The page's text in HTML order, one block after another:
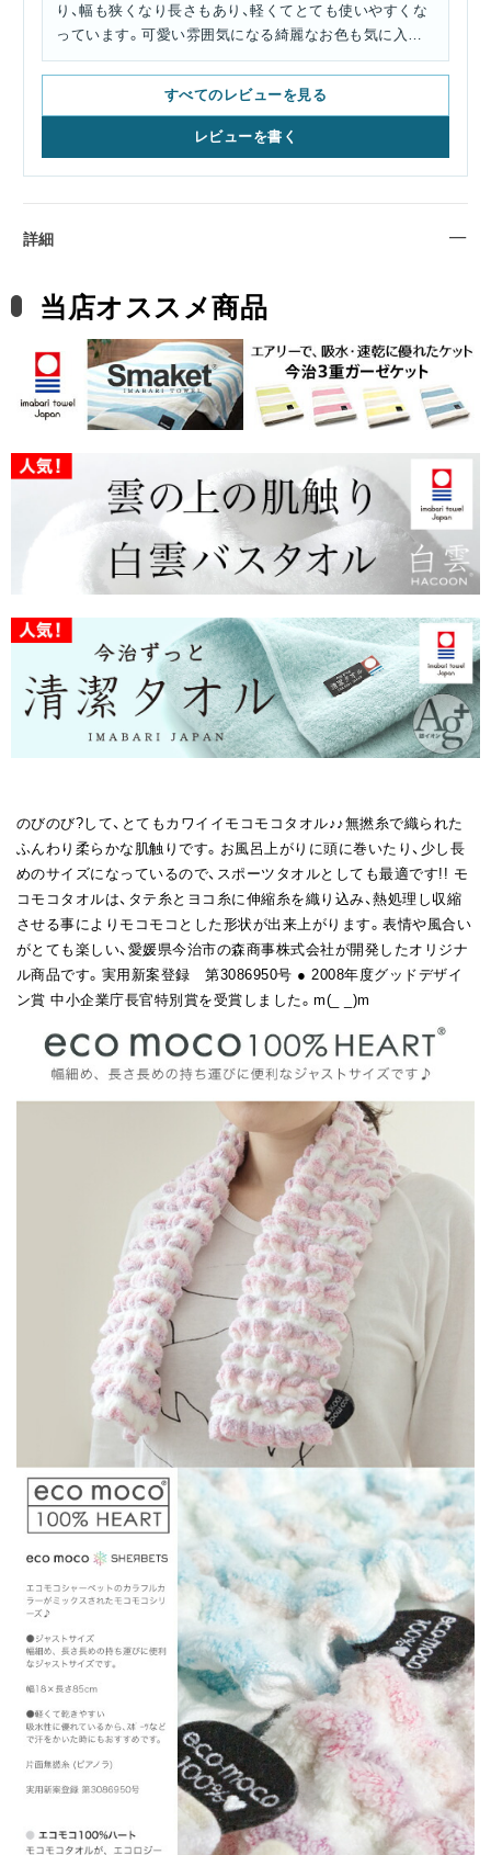
り、幅も狭くなり長さもあり、軽くてとても使いやすくな
っています。可愛い雰囲気になる綺麗なお色も気に入り
ました。
すべてのレビューを見る
レビューを書く
詳細
当店オススメ商品
のびのび?して、とてもカワイイモコモコタオル♪♪無撚糸で織られた
ふんわり柔らかな肌触りです。お風呂上がりに頭に巻いたり、少し長
めのサイズになっているので、スポーツタオルとしても最適です!! モ
コモコタオルは、タテ糸とヨコ糸に伸縮糸を織り込み、熱処理し収縮
させる事によりモコモコとした形状が出来上がります。表情や風合い
がとても楽しい、愛媛県今治市の森商事株式会社が開発したオリジナ
ル商品です。実用新案登録 第3086950号 ● 2008年度グッドデザイ
ン賞 中小企業庁長官特別賞を受賞しました。m(_ _)m